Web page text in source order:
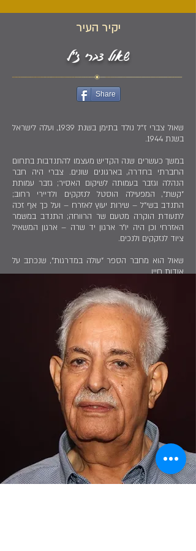
יקיר העיר
שאול צברי ז"ל
Share
שאול צברי ז״ל נולד בתימן בשנת 1939, ועלה לישראל
בשנת 1944.
במשך כעשרים שנה הקדיש מעצמו להתנדבות בתחום
החברתי בחדרה, בארגונים שונים. צברי היה חבר
הנהלה וגזבר בעמותה לשיקום האסיר; גזבר עמותת
"קשת", המפעילה הוסטל לנזקקים ולדיירי רחוב;
התנדב בשי"ל – שירות יעוץ לאזרח – ועל כך אף זכה
לתעודת הוקרה מטעם שר הרווחה; התנדב במשמר
האזרחי וכן היה יו״ר ארגון יד שרה – ארגון המשאיל
ציוד לנזקקים ולנכים.
שאול הוא מחבר הספר "עולה במדרגות", שנכתב על
אודות חייו.